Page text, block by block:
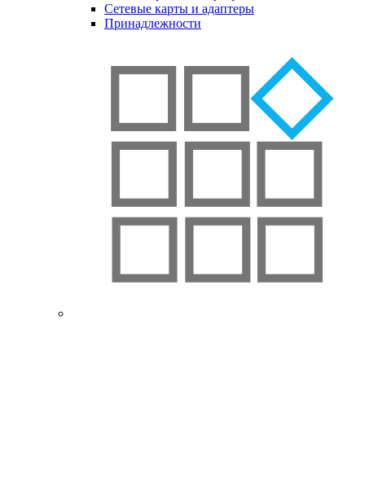
Сетевые карты и адаптеры
Принадлежности